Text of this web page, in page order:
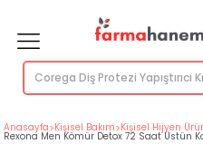
Anasayfa>Kişisel Bakım>Kişisel Hijyen
Rexona Men Kömür Detox 72 Saat Üstün